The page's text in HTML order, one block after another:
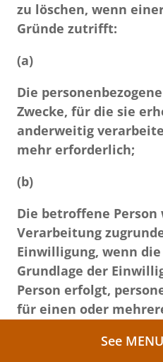
zu löschen, wenn
Gründe zutrifft:
(a)
Die
Zwecke, für die sie
anderweitig
mehr erforderlich;
(b)
Die betroffene
Verarbeitung
Einwilligung, wenn
Grundlage der
Person erfolgt,
für einen oder
Rechtsgrund für die
See